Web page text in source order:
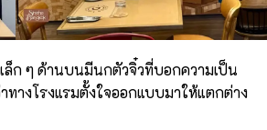
ล็ก ๆ ด้านบนมีนกตัวจิ๋วที่บอกความเป็น
ทางโรงแรมตั้งใจออกแบบมาให้แตกต่าง